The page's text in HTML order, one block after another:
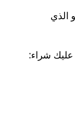
الذي
شراء: